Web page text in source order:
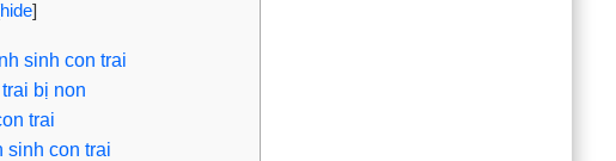
hide]
sinh con trai
bị non
trai
sinh con trai